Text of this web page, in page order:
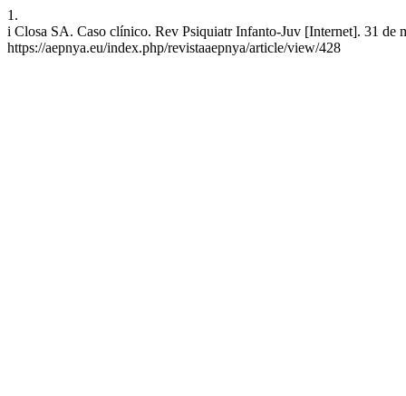
1.
i Closa SA. Caso clínico. Rev Psiquiatr Infanto-Juv [Internet]. 31 de
https://aepnya.eu/index.php/revistaaepnya/article/view/428